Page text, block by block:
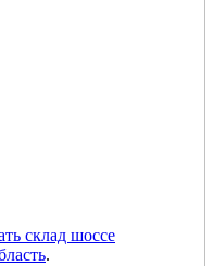
склад шоссе
.